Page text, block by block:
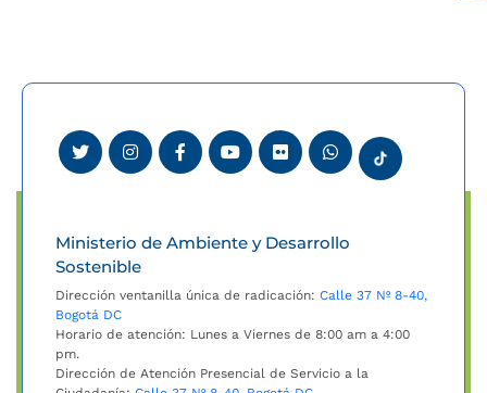
Ministerio de Ambiente y Desarrollo
Sostenible
Dirección ventanilla única de radicación: Calle 37 Nº 8-40,
Bogotá DC
Horario de atención: Lunes a Viernes de 8:00 am a 4:00
pm.
Dirección de Atención Presencial de Servicio a la